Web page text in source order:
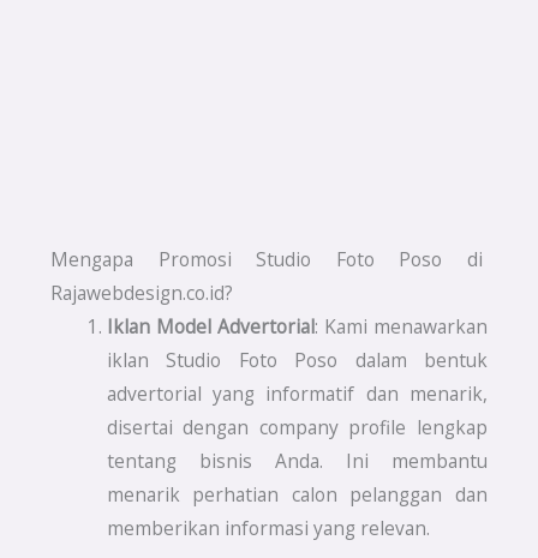
Mengapa Promosi Studio Foto Poso di
Rajawebdesign.co.id?
Iklan Model Advertorial: Kami menawarkan
iklan Studio Foto Poso dalam bentuk
advertorial yang informatif dan menarik,
disertai dengan company profile lengkap
tentang bisnis Anda. Ini membantu
menarik perhatian calon pelanggan dan
memberikan informasi yang relevan.